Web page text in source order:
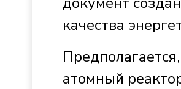
качества
атомный